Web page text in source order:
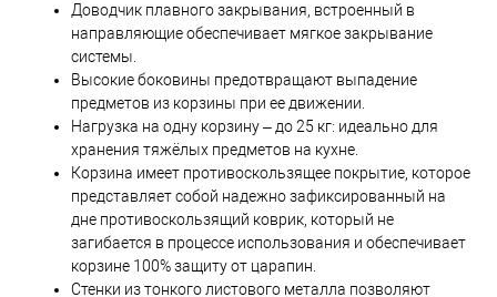
Доводчик плавного закрывания, встроенный в
направляющие обеспечивает мягкое закрывание
системы.
Высокие боковины предотвращают выпадение
предметов из корзины при ее движении.
Нагрузка на одну корзину – до 25 кг: идеально для
хранения тяжёлых предметов на кухне.
Корзина имеет противоскользящее покрытие, которое
представляет собой надежно зафиксированный на
дне противоскользящий коврик, который не
загибается в процессе использования и обеспечивает
корзине 100% защиту от царапин.
Стенки из тонкого листового металла позволяют